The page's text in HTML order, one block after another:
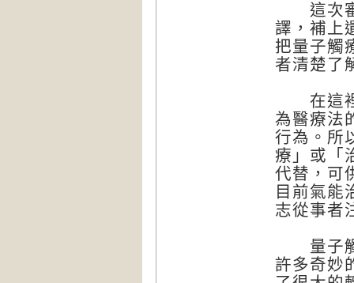
這次審
譯，補上
把量子觸
者清楚了
在這裡
為醫療法
行為。所
療」或「
代替，可
目前氣能
志從事者
量子觸
許多奇妙